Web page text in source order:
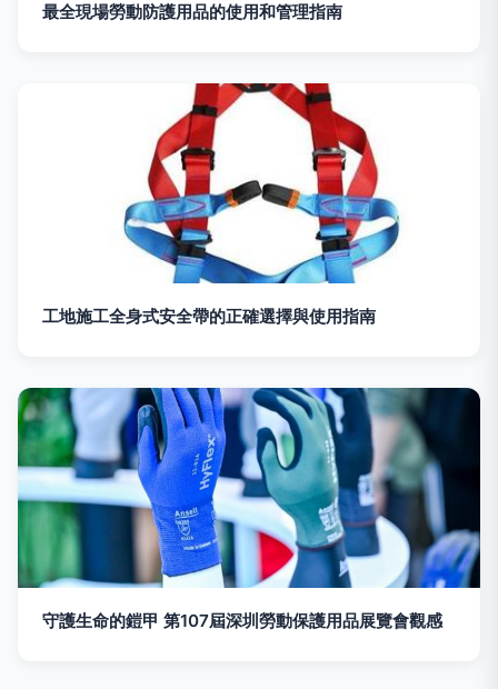
最全現場勞動防護用品的使用和管理指南
工地施工全身式安全帶的正確選擇與使用指南
守護生命的鎧甲 第107屆深圳勞動保護用品展覽會觀感